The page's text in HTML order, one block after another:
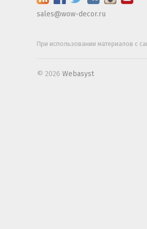
sales@wow-decor.ru
При использовании материалов с
© 2026 Webasyst